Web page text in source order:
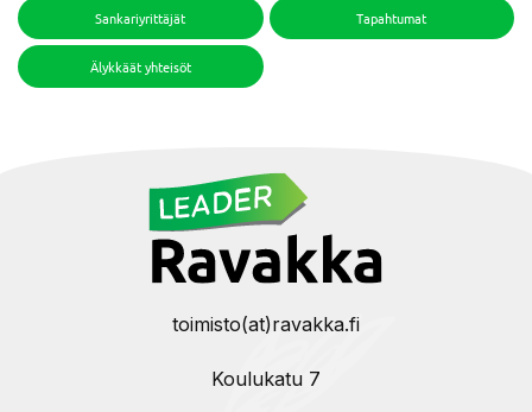
Sankariyrittäjät Tapahtumat
Älykkäät yhteisöt
toimisto(at)ravakka.fi
Koulukatu 7